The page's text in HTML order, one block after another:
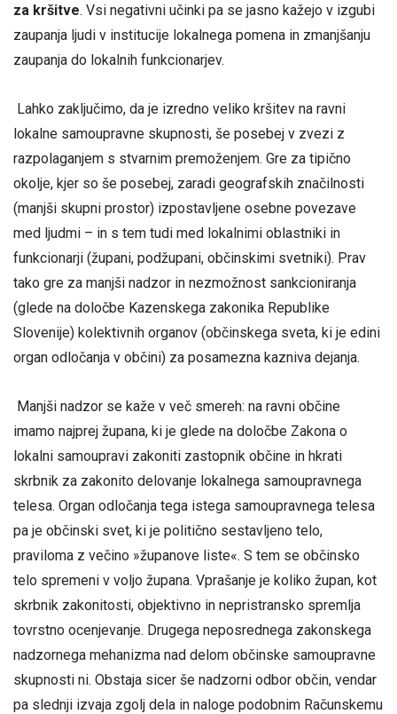
za kršitve. Vsi negativni učinki pa se jasno kažejo v izgubi
zaupanja ljudi v institucije lokalnega pomena in zmanjšanju
zaupanja do lokalnih funkcionarjev.
Lahko zaključimo, da je izredno veliko kršitev na ravni
lokalne samoupravne skupnosti, še posebej v zvezi z
razpolaganjem s stvarnim premoženjem. Gre za tipično
okolje, kjer so še posebej, zaradi geografskih značilnosti
(manjši skupni prostor) izpostavljene osebne povezave
med ljudmi – in s tem tudi med lokalnimi oblastniki in
funkcionarji (župani, podžupani, občinskimi svetniki). Prav
tako gre za manjši nadzor in nezmožnost sankcioniranja
(glede na določbe Kazenskega zakonika Republike
Slovenije) kolektivnih organov (občinskega sveta, ki je edini
organ odločanja v občini) za posamezna kazniva dejanja.
Manjši nadzor se kaže v več smereh: na ravni občine
imamo najprej župana, ki je glede na določbe Zakona o
lokalni samoupravi zakoniti zastopnik občine in hkrati
skrbnik za zakonito delovanje lokalnega samoupravnega
telesa. Organ odločanja tega istega samoupravnega telesa
pa je občinski svet, ki je politično sestavljeno telo,
praviloma z večino »županove liste«. S tem se občinsko
telo spremeni v voljo župana. Vprašanje je koliko župan, kot
skrbnik zakonitosti, objektivno in nepristransko spremlja
tovrstno ocenjevanje. Drugega neposrednega zakonskega
nadzornega mehanizma nad delom občinske samoupravne
skupnosti ni. Obstaja sicer še nadzorni odbor občin, vendar
pa slednji izvaja zgolj dela in naloge podobnim Računskemu